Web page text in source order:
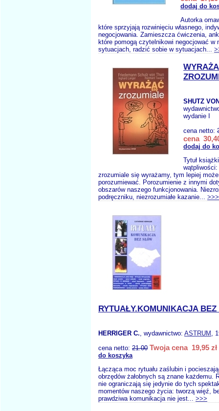
dodaj do
Autorka
które sprzyjają rozwinięciu własnego,
negocjowania. Zamieszcza ćwiczenia,
które pomogą czytelnikowi negocjować w
sytuacjach, radzić sobie w sytuacjach...
SHUTZ
wydanie I
cena netto:
cena
dodaj do
Tytuł
zrozumiale się wyrażamy, tym lepiej
porozumiewać. Porozumienie z innymi
obszarów naszego funkcjonowania.
podręczniku, niezrozumiałe kazanie... >>>
RYTUAŁY.KOMUNIKACJA BEZ
HERRIGER C., wydawnictwo: ASTRUM ,
cena netto: 21.00 Twoja cena 19,95 zł
do koszyka
Łącząca moc rytuału zaślubin i
obrzędów żałobnych są znane każdemu.
nie ograniczają się jedynie do tych
momentów naszego życia: tworzą więź,
prawdziwa komunikacja nie jest... >>>